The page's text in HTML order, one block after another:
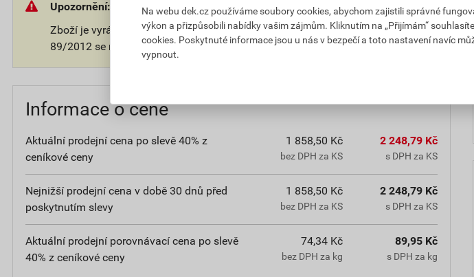
Upozornění:
Zboží je vyráběno na přání zákazníka. V souladu s občanským zákoníkem č.
89/2012 se na takové zboží nevztahuje 14-ti denní ochranná lhůta.
Informace o ceně
Aktuální prodejní cena po slevě 40% z
ceníkové ceny
1 858,50 Kč
bez DPH za KS
2 248,79 Kč
s DPH za KS
Nejnižší prodejní cena v době 30 dnů před
poskytnutím slevy
1 858,50 Kč
bez DPH za KS
2 248,79 Kč
s DPH za KS
Aktuální prodejní porovnávací cena po slevě
40% z ceníkové ceny
74,34 Kč
bez DPH za kg
89,95 Kč
s DPH za kg
Na webu dek.cz používáme soubory cookies, abychom zajistili správné
výkon a přizpůsobili nabídky vašim zájmům. Kliknutím na „Přijímám“
cookies. Poskytnuté informace jsou u nás v bezpečí a toto nastavení navíc
vypnout.